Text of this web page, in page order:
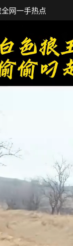
全网一手热点